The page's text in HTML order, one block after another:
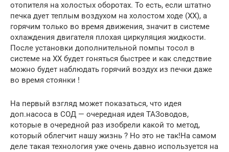
отопителя на холостых оборотах. То есть, если штатно
печка дует теплым воздухом на холостом ходе (ХХ), а
горячим только во время движения, значит в системе
охлаждения двигателя плохая циркуляция жидкости.
После установки дополнительной помпы тосол в
системе на ХХ будет гоняться быстрее и как следствие
можно будет наблюдать горячий воздух из печки даже
во время стоянки !
На первый взгляд может показаться, что идея
доп.насоса в СОД — очередная идея ТАЗоводов,
которые в очередной раз изобрели какой то метод,
который облегчит нашу жизнь ? Но это не так!На самом
деле такая технология уже очень давно используется на